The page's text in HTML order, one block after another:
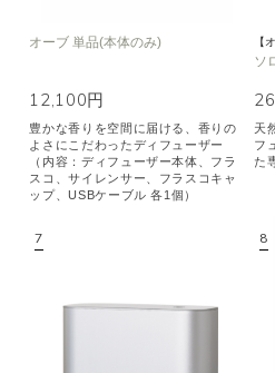
オーブ 単品(本体のみ)
12,100円
豊かな香りを空間に届ける、香りの
よさにこだわったディフューザー
（内容：ディフューザー本体、フラ
スコ、サイレンサー、フラスコキャ
ップ、USBケーブル 各1個）
【
ソ
天
フ
た